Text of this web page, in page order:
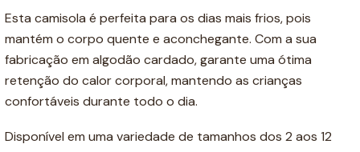
Esta camisola é perfeita para os dias mais frios, pois
mantém o corpo quente e aconchegante. Com a sua
fabricação em algodão cardado, garante uma ótima
retenção do calor corporal, mantendo as crianças
confortáveis durante todo o dia.
Disponível em uma variedade de tamanhos dos 2 aos 12